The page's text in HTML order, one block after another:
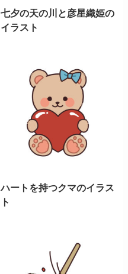
七夕の天の川と彦星織姫の
イラスト
ハートを持つクマのイラス
ト